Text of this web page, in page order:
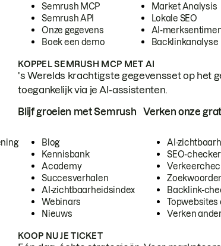
Semrush MCP
Semrush API
Onze gegevens
Boek een demo
Market Analysis
Lokale SEO
AI-
Backlinkanalyse
KOPPEL SEMRUSH MCP MET AI
's Werelds krachtigste gegevensset op het
toegankelijk via je AI-assistenten.
Blijf groeien met Semrush
Blog
Kennisbank
Academy
Succesverhalen
AI-zichtbaarheidsindex
Webinars
Nieuws
Verken onze
AI-
SEO-checker
Backlink-
Topwebsites
Verken
KOOP NU JE TICKET